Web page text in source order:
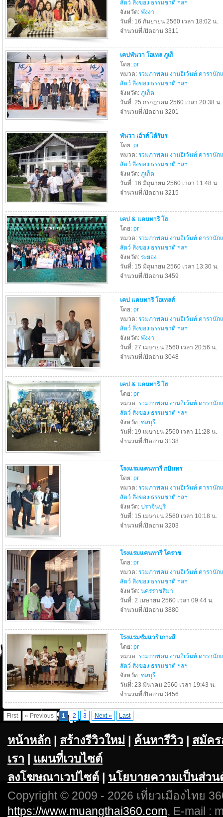
สัตว์ สิ่งของ ธรรมชาติ ฯลฯ
จังหวัด: พังงา
วันที่: 16 กันยายน 2560 เวลา 18:02 น.
จำนวนที่เปิดอ่าน 3311
เคปพันวา โฮเทล ภูเก็
โดย: pr
หมวด: รวมภาพคน งานอีเว้นท์ ดารานัก
สัตว์ สิ่งของ ธรรมชาติ ฯลฯ
จังหวัด: ภูเก็ต
วันที่: 25 กรกฎาคม 2560 เวลา 20:38 น.
จำนวนที่เปิดอ่าน 3201
พันวา เฮ้าส์ ได้รับร
โดย: pr
หมวด: รวมภาพคน งานอีเว้นท์ ดารานัก
สัตว์ สิ่งของ ธรรมชาติ ฯลฯ
จังหวัด: ภูเก็ต
วันที่: 16 มิถุนายน 2560 เวลา 11:48 น.
จำนวนที่เปิดอ่าน 3215
เคป & แคนทารี โฮ
โดย: pr
หมวด: รวมภาพคน งานอีเว้นท์ ดารานัก
สัตว์ สิ่งของ ธรรมชาติ ฯลฯ
จังหวัด: ระยอง
วันที่: 15 มิถุนายน 2560 เวลา 13:30 น.
จำนวนที่เปิดอ่าน 3459
เคป แคนทารี โฮเทลส์
โดย: pr
หมวด: รวมภาพคน งานอีเว้นท์ ดารานัก
สัตว์ สิ่งของ ธรรมชาติ ฯลฯ
จังหวัด: พังงา
วันที่: 27 เมษายน 2560 เวลา 20:56 น.
จำนวนที่เปิดอ่าน 3048
เคป & แคนทารี โฮ
โดย: pr
หมวด: รวมภาพคน งานอีเว้นท์ ดารานัก
สัตว์ สิ่งของ ธรรมชาติ ฯลฯ
จังหวัด: ชลบุรี
วันที่: 19 เมษายน 2560 เวลา 11:28 น.
จำนวนที่เปิดอ่าน 3138
โรงแรมแคนทารี กบินทร
โดย: pr
หมวด: รวมภาพคน งานอีเว้นท์ ดารานัก
สัตว์ สิ่งของ ธรรมชาติ ฯลฯ
จังหวัด: ปราจีนบุรี
วันที่: 15 เมษายน 2560 เวลา 10:18 น.
จำนวนที่เปิดอ่าน 3203
โรงแรมแคนทารี โคราช
โดย: pr
หมวด: รวมภาพคน งานอีเว้นท์ ดารานัก
สัตว์ สิ่งของ ธรรมชาติ ฯลฯ
จังหวัด: นครราชสีมา
วันที่: 2 เมษายน 2560 เวลา 09:44 น.
จำนวนที่เปิดอ่าน 3880
โรงแรมซัมแวร์ เกาะสี
โดย: pr
หมวด: รวมภาพคน งานอีเว้นท์ ดารานัก
สัตว์ สิ่งของ ธรรมชาติ ฯลฯ
จังหวัด: ชลบุรี
วันที่: 23 มีนาคม 2560 เวลา 19:43 น.
จำนวนที่เปิดอ่าน 3456
First « Previous 1 2 3 Next » Last
หน้าหลัก | สร้างรีวิวใหม่ | ค้นหารีวิว | สมัค
เรา | แผนที่เวบไซต์
ลงโฆษณาเวปไซต์ | นโยบายความเป็นส่วน
Copyright © 2009 - 2026 เที่ยวเมืองไทย
https://www.muangthai360.com, E-mail :